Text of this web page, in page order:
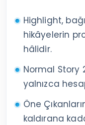
Highlight,
hikâyelerin
hâlidir.
Normal Story
yalnızca
Öne
kaldırana